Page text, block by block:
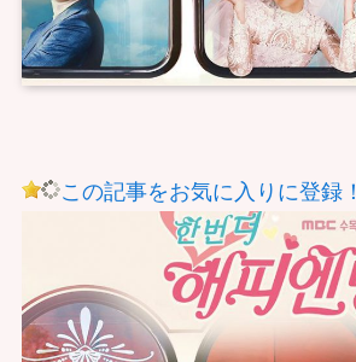
この記事をお気に入りに登録！